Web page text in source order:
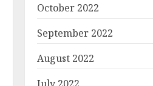
October 2022
September 2022
August 2022